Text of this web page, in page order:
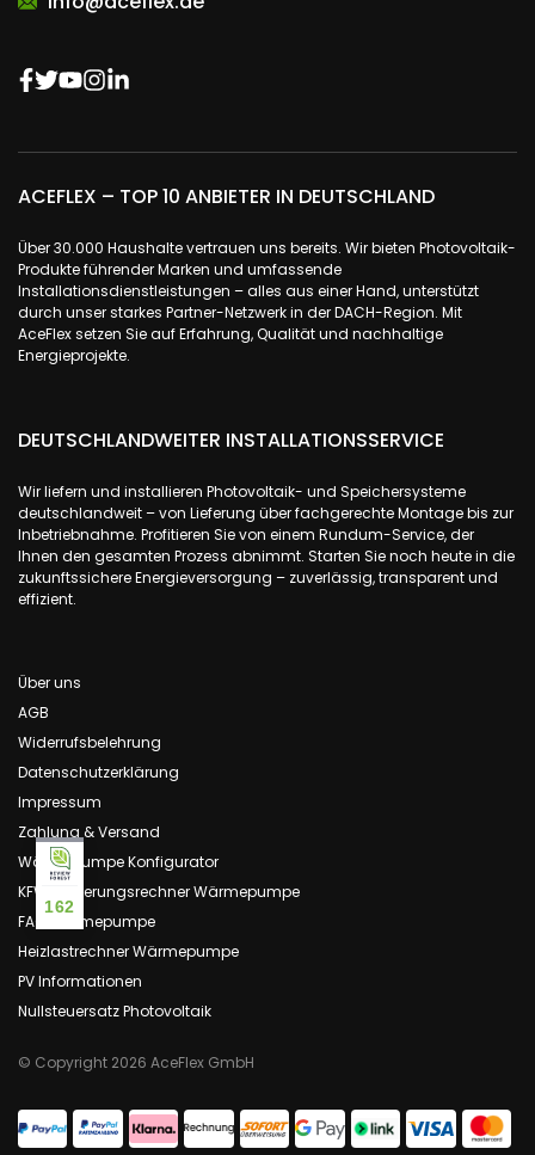
ACEFLEX – TOP 10 ANBIETER IN DEUTSCHLAND
Über 30.000 Haushalte vertrauen uns bereits. Wir bieten Photovoltaik-
Produkte führender Marken und umfassende
Installationsdienstleistungen – alles aus einer Hand, unterstützt
durch unser starkes Partner-Netzwerk in der DACH-Region. Mit
AceFlex setzen Sie auf Erfahrung, Qualität und nachhaltige
Energieprojekte.
DEUTSCHLANDWEITER INSTALLATIONSSERVICE
Wir liefern und installieren Photovoltaik- und Speichersysteme
deutschlandweit – von Lieferung über fachgerechte Montage bis zur
Inbetriebnahme. Profitieren Sie von einem Rundum-Service, der
Ihnen den gesamten Prozess abnimmt. Starten Sie noch heute in die
zukunftssichere Energieversorgung – zuverlässig, transparent und
effizient.
Über uns
AGB
Widerrufsbelehrung
Datenschutzerklärung
Impressum
Zahlung & Versand
Wärmepumpe Konfigurator
KFW Förderungsrechner Wärmepumpe
FAQ Wärmepumpe
Heizlastrechner Wärmepumpe
PV Informationen
Nullsteuersatz Photovoltaik
© Copyright 2026 AceFlex GmbH
162